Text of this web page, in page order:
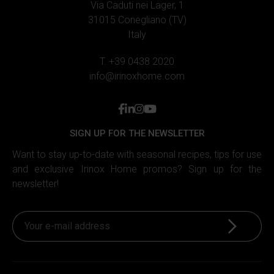
Via Caduti nei Lager, 1
31015 Conegliano (TV)
Italy
T. +39 0438 2020
info@irinoxhome.com
facebook
linkedin
instagram
youtube
SIGN UP FOR THE NEWSLETTER
Want to stay up-to-date with seasonal recipes, tips for use
and exclusive Irinox Home promos? Sign up for the
newsletter!
Sign up